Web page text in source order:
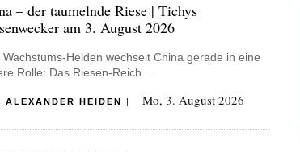
– der taumelnde Riese | Tichys
am 3. August 2026
Wachstums-Helden wechselt China gerade in eine
Rolle: Das Riesen-Reich…
ALEXANDER HEIDEN | Mo, 3. August 2026